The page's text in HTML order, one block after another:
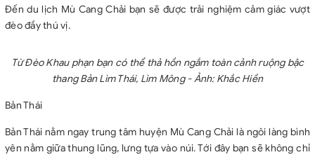
Đến du lịch Mù Cang Chải bạn sẽ được trải nghiệm cảm giác vượt
đèo đầy thú vị.
Từ Đèo Khau phạn bạn có thể thả hồn ngắm toàn cảnh ruộng bậc
thang Bản Lìm Thái, Lìm Mông - Ảnh: Khắc Hiền
Bản Thái
Bản Thái nằm ngay trung tâm huyện Mù Cang Chải là ngôi làng bình
yên nằm giữa thung lũng, lưng tựa vào núi. Tới đây bạn sẽ không chỉ